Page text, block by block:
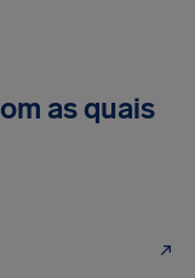
as quais